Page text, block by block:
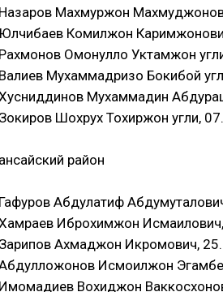
Махмуржон
Комилжон
Омонулло Уктамжон
Мухаммадризо Бокибой
Мухаммадин
Шохрух Тохиржон угли,
район
Абдулатиф
Иброхимжон
Ахмаджон Икромович,
Исмоилжон
Вохиджон